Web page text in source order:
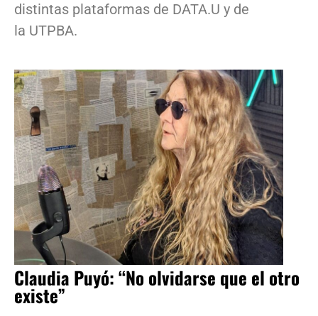
distintas plataformas de DATA.U y de
la UTPBA.
Claudia Puyó: “No olvidarse que el otro
existe”